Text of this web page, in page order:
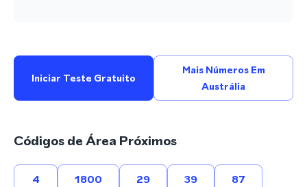
Iniciar Teste Gratuito
Mais Números Em
Austrália
Códigos de Área Próximos
4 1800 29 39 87